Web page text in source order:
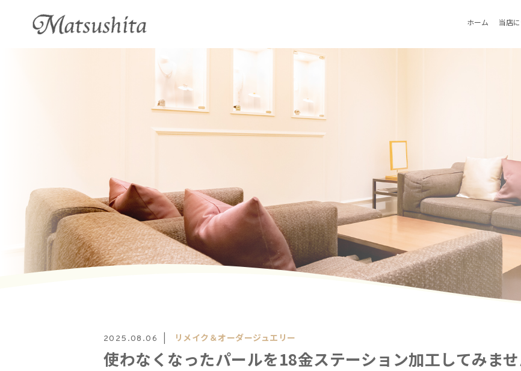
ホーム 当店
2025.08.06 リメイク＆オーダージュエリー
使わなくなったパールを18金ステーション加工してみま